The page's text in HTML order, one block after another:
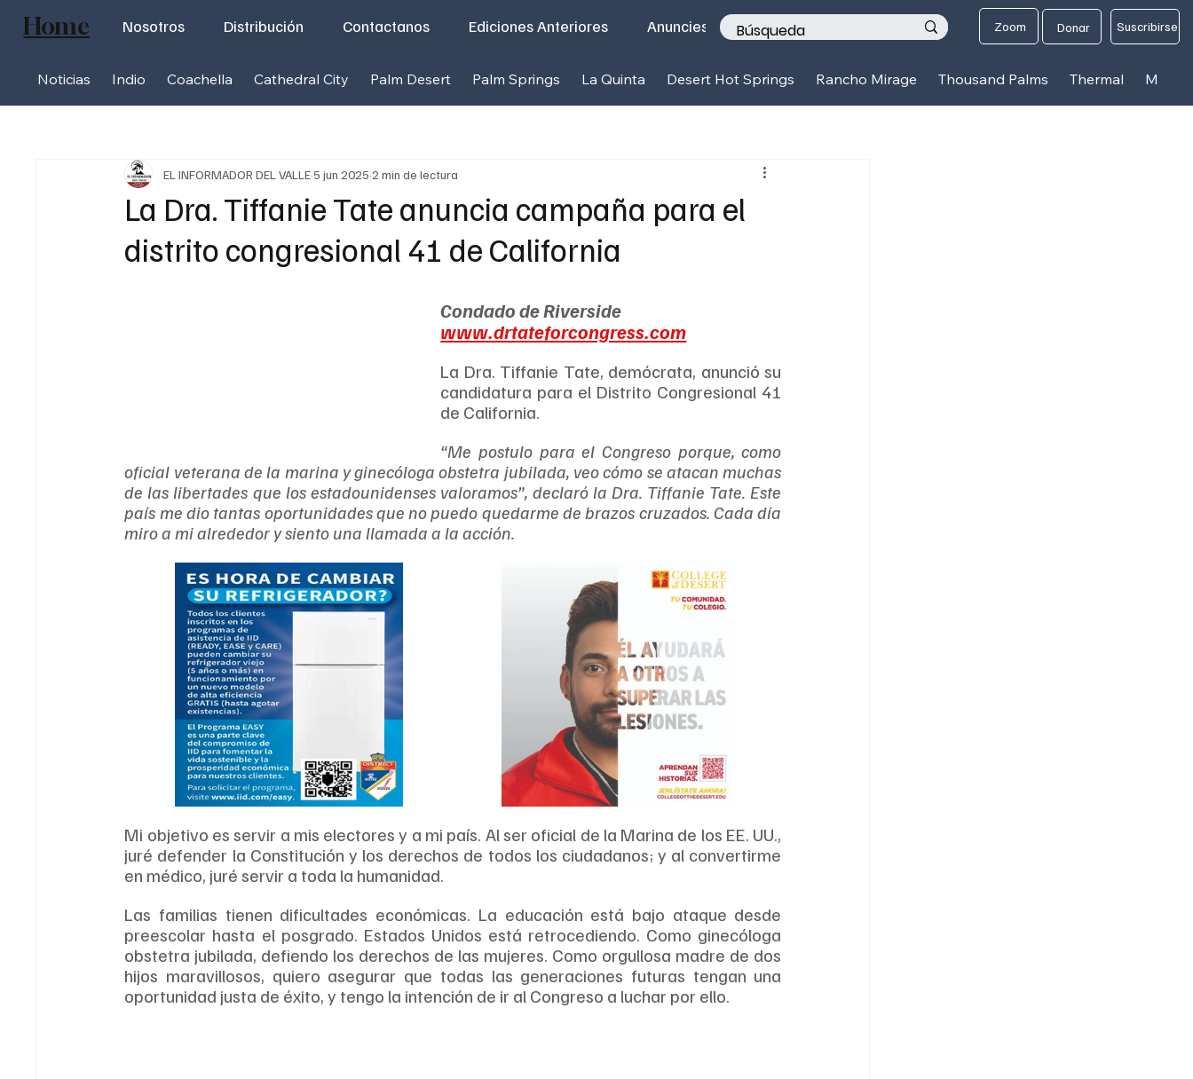
Noticias Indio Coachella Cathedral City Palm Desert Palm Springs La Quinta Desert Hot Springs Rancho Mirage Thousand Palms Thermal Mecca
Nosotros Distribución Contactanos Ediciones Anteriores Anunciese con nosotros Zoom Donar Suscribirse
Home
La Dra. Tiffanie Tate anuncia campaña para el
distrito congresional 41 de California
EL INFORMADOR DEL VALLE 5 jun 2025 2 min de lectura
Condado de Riverside
www.drtateforcongress.com
La Dra. Tiffanie Tate, demócrata, anunció su
candidatura para el Distrito Congresional 41
de California.
“Me postulo para el Congreso porque, como
oficial veterana de la marina y ginecóloga obstetra jubilada, veo cómo se atacan muchas
de las libertades que los estadounidenses valoramos”, declaró la Dra. Tiffanie Tate. Este
país me dio tantas oportunidades que no puedo quedarme de brazos cruzados. Cada día
miro a mi alrededor y siento una llamada a la acción.
Mi objetivo es servir a mis electores y a mi país. Al ser oficial de la Marina de los EE. UU.,
juré defender la Constitución y los derechos de todos los ciudadanos; y al convertirme
en médico, juré servir a toda la humanidad.
Las familias tienen dificultades económicas. La educación está bajo ataque desde
preescolar hasta el posgrado. Estados Unidos está retrocediendo. Como ginecóloga
obstetra jubilada, defiendo los derechos de las mujeres. Como orgullosa madre de dos
hijos maravillosos, quiero asegurar que todas las generaciones futuras tengan una
oportunidad justa de éxito, y tengo la intención de ir al Congreso a luchar por ello.